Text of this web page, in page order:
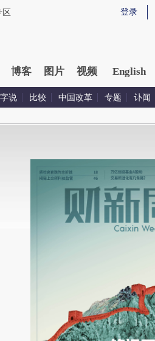
登录
区
博客 图片 视频 English
说 比较 中国改革 专题 讣闻